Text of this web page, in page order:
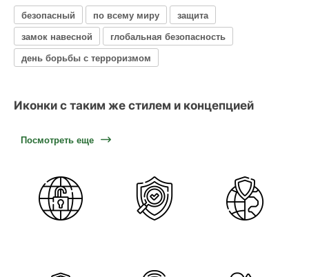
безопасный по всему миру
защита
замок навесной
глобальная безопасность
день борьбы с терроризмом
Иконки с таким же стилем и концепцией
Посмотреть еще